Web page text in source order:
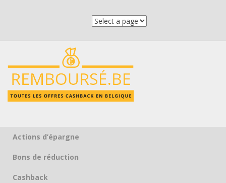
Skip to content
Actions d’épargne
Bons de réduction
Cashback